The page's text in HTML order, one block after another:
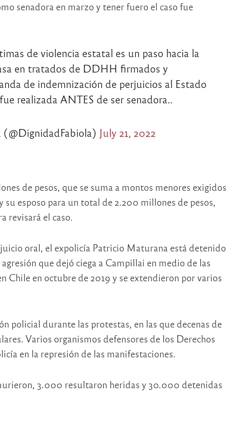
senadora en marzo y tener fuero el caso fue
de violencia estatal es un paso hacia la
en tratados de DDHH firmados y
de indemnización de perjuicios al Estado
realizada ANTES de ser senadora..
July 21, 2022
de pesos, que se suma a montos menores exigidos
esposo para un total de 2.200 millones de pesos,
revisará el caso.
oral, el expolicía Patricio Maturana está detenido
que dejó ciega a Campillai en medio de las
Chile en octubre de 2019 y se extendieron por varios
policial durante las protestas, en las que decenas de
Varios organismos defensores de los Derechos
en la represión de las manifestaciones.
3.000 resultaron heridas y 30.000 detenidas